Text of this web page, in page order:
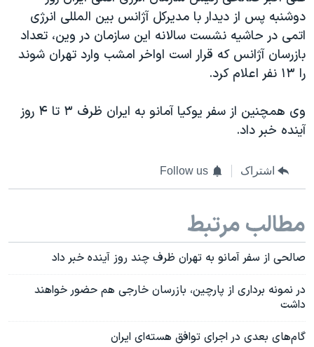
دوشنبه پس از دیدار با مدیرکل آژانس بین المللی انرژی
اتمی در حاشیه نشست سالانه این سازمان در وین، تعداد
بازرسان آژانس که قرار است اواخر امشب وارد تهران شوند
را ۱۳ نفر اعلام کرد.
وی همچنین از سفر یوکیا آمانو به ایران ظرف ۳ تا ۴ روز
آینده خبر داد.
اشتراک Follow us
مطالب مرتبط
صالحی از سفر آمانو به تهران ظرف چند روز آینده خبر داد
در نمونه برداری از پارچین، بازرسان خارجی هم حضور خواهند
داشت
گام‌های بعدی در اجرای توافق هسته‌ای ایران